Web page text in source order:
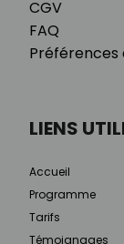
CGV
FAQ
Préférences
LIENS
Accueil
Programme
Tarifs
Témoignages